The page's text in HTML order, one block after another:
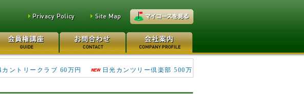
ゴルフ倶楽部 80万円 鴻巣カントリークラブ 70万円
カントリークラブ 60万円
日光カンツリー倶楽部 500万
円